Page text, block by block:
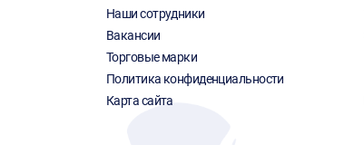
Наши сотрудники
Вакансии
Торговые марки
Политика конфиденциальности
Карта сайта